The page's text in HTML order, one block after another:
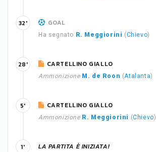
GOAL
Ha segnato R. Meggiorini (Chievo)
32'
CARTELLINO GIALLO
Ammonizione M. de Roon (Atalanta)
28'
CARTELLINO GIALLO
Ammonizione R. Meggiorini (Chievo)
5'
LA PARTITA È INIZIATA!
1'